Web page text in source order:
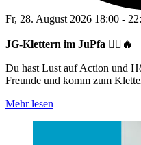
Fr, 28. August 2026 18:00 -
JG-Klettern im JuPfa 🧗‍♂️🔥
Du hast Lust auf Action und
Freunde und komm zum
Mehr lesen